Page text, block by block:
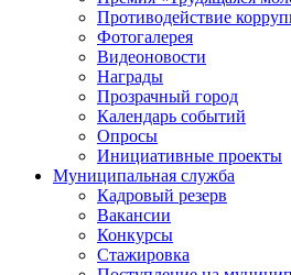
Противодействие
Фотогалерея
Видеоновости
Награды
Прозрачный город
Календарь событий
Опросы
Инициативные проекты
Муниципальная служба
Кадровый резерв
Вакансии
Конкурсы
Стажировка